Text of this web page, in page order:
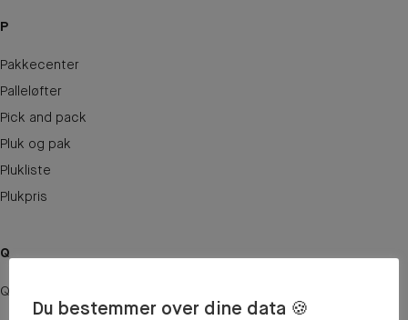
P
Pakkecenter
Palleløfter
Pick and pack
Pluk og pak
Plukliste
Plukpris
Q
QR-kode
Du bestemmer over dine data 🍪